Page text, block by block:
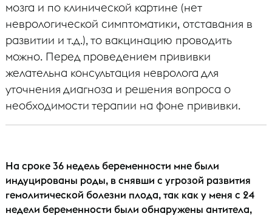
мозга и по клинической картине (нет
неврологической симптоматики, отставания в
развитии и т.д.), то вакцинацию проводить
можно. Перед проведением прививки
желательна консультация невролога для
уточнения диагноза и решения вопроса о
необходимости терапии на фоне прививки.
На сроке 36 недель беременности мне были
индуцированы роды, в снявши с угрозой развития
гемолитической болезни плода, так как у меня с 24
недели беременности были обнаружены антитела,